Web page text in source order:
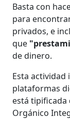
Basta con
para
privados, e
que
de dinero.
Esta actividad
plataformas
está tipificada
Orgánico